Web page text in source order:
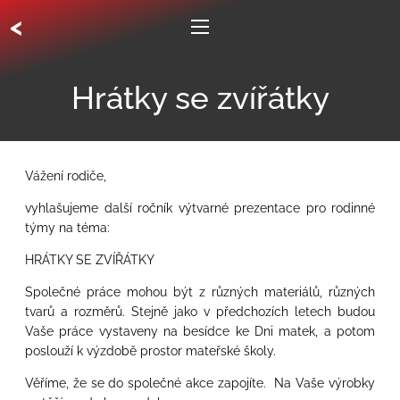
<
Hrátky se zvířátky
Vážení rodiče,
vyhlašujeme dalšíročník výtvarné prezentace pro rodinné
týmy na téma:
HRÁTKY SE ZVÍŘÁTKY
Společné práce mohou být z různých materiálů, různých
tvarů a rozměrů. Stejně jako v předchozích letech budou
Vaše práce vystaveny na besídce ke Dni matek, a potom
poslouží k výzdobě prostor mateřské školy.
Věříme, že se do společné akce zapojíte. Na Vaše výrobky